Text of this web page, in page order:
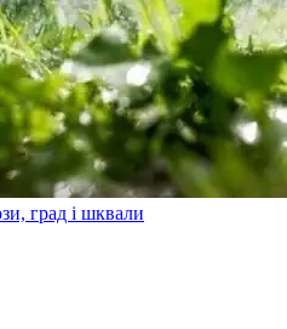
град і шквали